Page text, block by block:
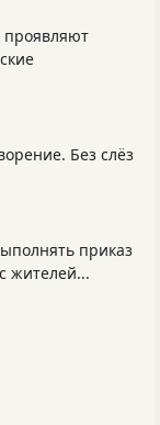
Без слёз
приказ
жителей...